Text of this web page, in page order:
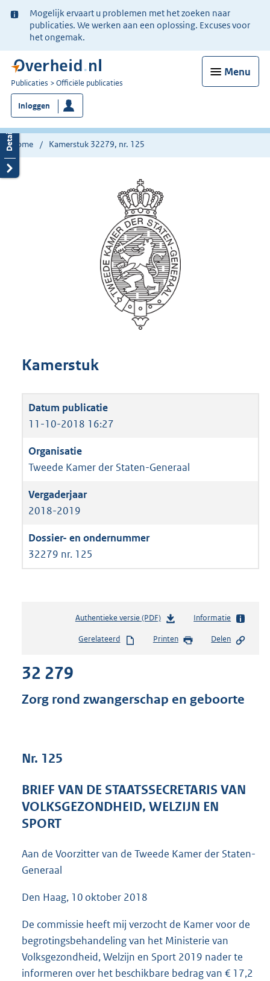
Ter
informatie:
Mogelijk ervaart u problemen met het zoeken naar
publicaties. We werken aan een oplossing. Excuses voor
het ongemak.
Menu
U
bent
nu
hier:
Publicaties Officiële publicaties
Inloggen
Home Kamerstuk 32279, nr. 125
Kamerstuk
11-10-2018 16:27
Tweede Kamer der Staten-Generaal
2018-2019
32279 nr. 125
Authentieke versie (PDF)b
s
s
e
:
b
Informatie
Gerelateerd Printen Delen
32 279
Zorg rond zwangerschap en geboorte
Nr. 125
BRIEF VAN DE STAATSSECRETARIS VAN
VOLKSGEZONDHEID, WELZIJN EN
SPORT
Aan de Voorzitter van de Tweede Kamer der Staten-
Generaal
Den Haag, 10 oktober 2018
De commissie heeft mij verzocht de Kamer voor de
begrotingsbehandeling van het Ministerie van
Volksgezondheid, Welzijn en Sport 2019 nader te
informeren over het beschikbare bedrag van € 17,2